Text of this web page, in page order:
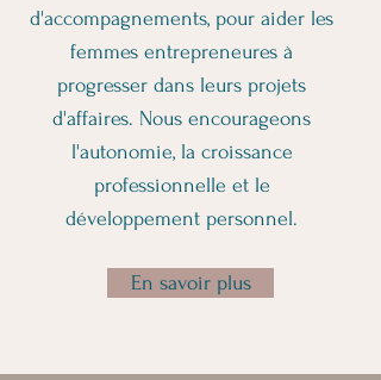
d'accompagnements, pour aider les
femmes entrepreneures à
progresser dans leurs projets
d'affaires. Nous encourageons
l'autonomie, la croissance
professionnelle et le
développement personnel.
En savoir plus